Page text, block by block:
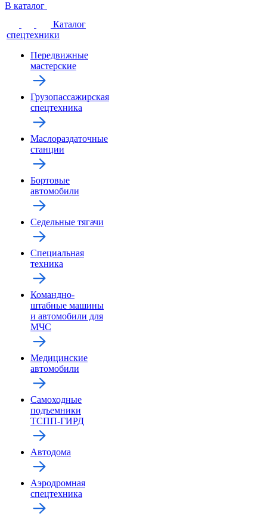
В каталог
Каталог
спецтехники
Передвижные
мастерские
Грузопассажирская
спецтехника
Маслораздаточные
станции
Бортовые
автомобили
Седельные тягачи
Специальная
техника
Командно-
штабные машины
и автомобили для
МЧС
Медицинские
автомобили
Самоходные
подъемники
ТСПП-ГИРД
Автодома
Аэродромная
спецтехника